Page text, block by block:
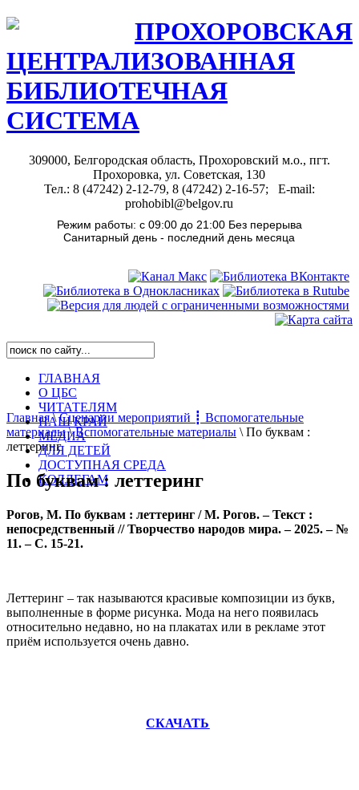
ПРОХОРОВСКАЯ
ЦЕНТРАЛИЗОВАННАЯ
БИБЛИОТЕЧНАЯ
СИСТЕМА
309000, Белгородская область, Прохоровский м.о., пгт.
Прохоровка, ул. Советская, 130
Тел.: 8 (47242) 2-12-79, 8 (47242) 2-16-57; E-mail:
prohobibl@belgov.ru
Режим работы: с 09:00 до 21:00 Без перерыва
Санитарный день - последний день месяца
ГЛАВНАЯ
О ЦБС
ЧИТАТЕЛЯМ
НАШ КРАЙ
МЕДИА
ДЛЯ ДЕТЕЙ
ДОСТУПНАЯ СРЕДА
КОЛЛЕГАМ
Главная\Сценарии мероприятий ┋ Вспомогательные
материалы\Вспомогательные материалы \ По буквам :
леттеринг
По буквам : леттеринг
Рогов, М. По буквам : леттеринг /М. Рогов.– Текст :
непосредственный // Творчество народов мира. – 2025. – №
11. – С. 15-21.
Леттеринг – так называются красивые композиции из букв,
выполненные в форме рисунка. Мода на него появилась
относительно недавно, но на плакатах или в рекламе этот
приём используется очень давно.
СКАЧАТЬ